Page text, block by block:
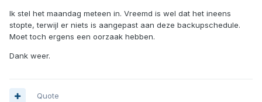
Ik stel het maandag meteen in. Vreemd is wel dat het ineens
stopte, terwijl er niets is aangepast aan deze backupschedule.
Moet toch ergens een oorzaak hebben.
Dank weer.
Quote